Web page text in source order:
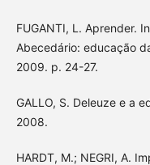
FUGANTI, L. Aprender.
Abecedário: educação
2009. p. 24-27.
GALLO, S. Deleuze e a
2008.
HARDT, M.; NEGRI, A.